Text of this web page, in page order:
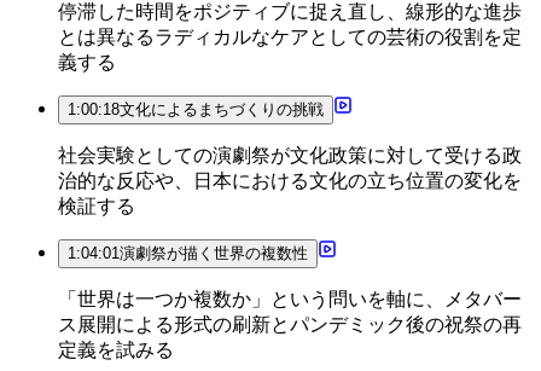
停滞した時間をポジティブに捉え直し、線形的な進歩
とは異なるラディカルなケアとしての芸術の役割を定
義する
1:00:18文化によるまちづくりの挑戦
社会実験としての演劇祭が文化政策に対して受ける政
治的な反応や、日本における文化の立ち位置の変化を
検証する
1:04:01演劇祭が描く世界の複数性
「世界は一つか複数か」という問いを軸に、メタバー
ス展開による形式の刷新とパンデミック後の祝祭の再
定義を試みる